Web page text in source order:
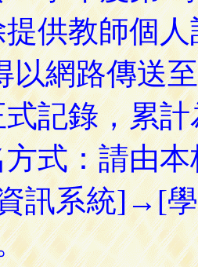
供教師個
以網路傳送
記錄，累
式：請由
訊系統]→[